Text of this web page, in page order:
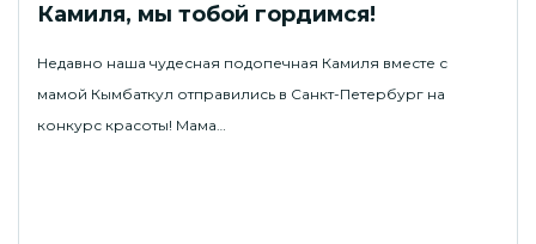
Камиля, мы тобой гордимся!
Недавно наша чудесная подопечная Камиля вместе с
мамой Кымбаткул отправились в Санкт-Петербург на
конкурс красоты! Мама…